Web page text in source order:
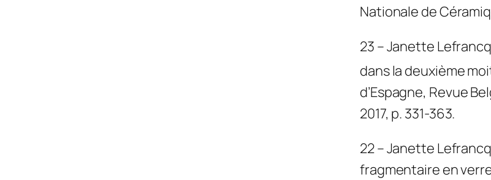
Nationale de
23 – Janette Lefrancq
dans la deuxième
d’Espagne, Revue
2017, p. 331-363.
22 – Janette Lefrancq
fragmentaire en